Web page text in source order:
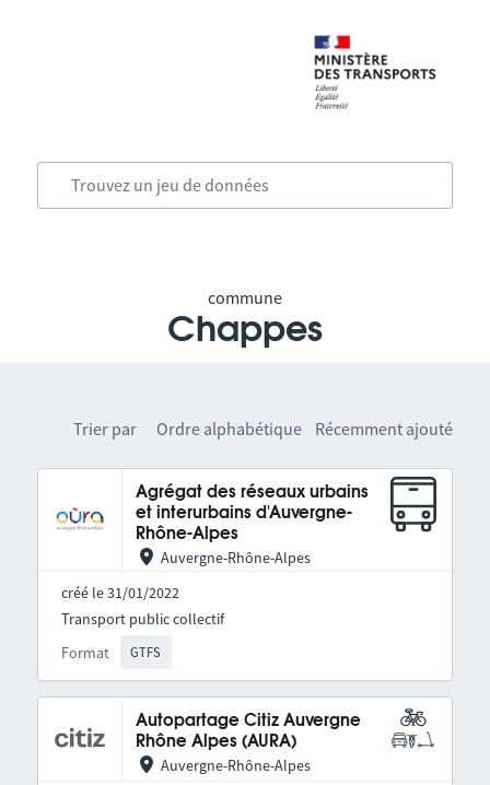
commune
Chappes
Trier par Ordre alphabétique Récemment ajouté
Agrégat des réseaux urbains
et interurbains d'Auvergne-
Rhône-Alpes
Auvergne-Rhône-Alpes
créé le 31/01/2022
Format GTFS
Transport public collectif
Autopartage Citiz Auvergne
Rhône Alpes (AURA)
Auvergne-Rhône-Alpes